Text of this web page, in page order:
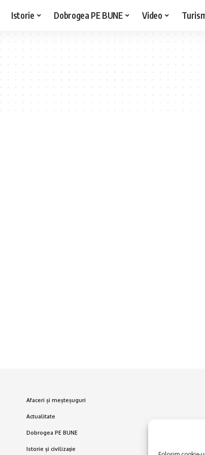
Istorie Dobrogea PE BUNE Video
Afaceri și meșteșuguri
Actualitate
Dobrogea PE BUNE
Istorie și civilizaţie